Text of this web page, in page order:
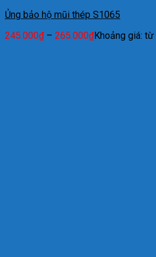
Ủng bảo hộ mũi thép S1065
245.000₫ – 265.000₫Khoảng giá: